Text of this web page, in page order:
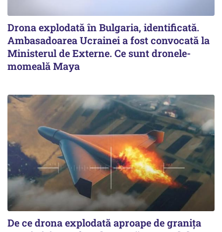
Drona explodată în Bulgaria, identificată.
Ambasadoarea Ucrainei a fost convocată la
Ministerul de Externe. Ce sunt dronele-
momeală Maya
De ce drona explodată aproape de granița